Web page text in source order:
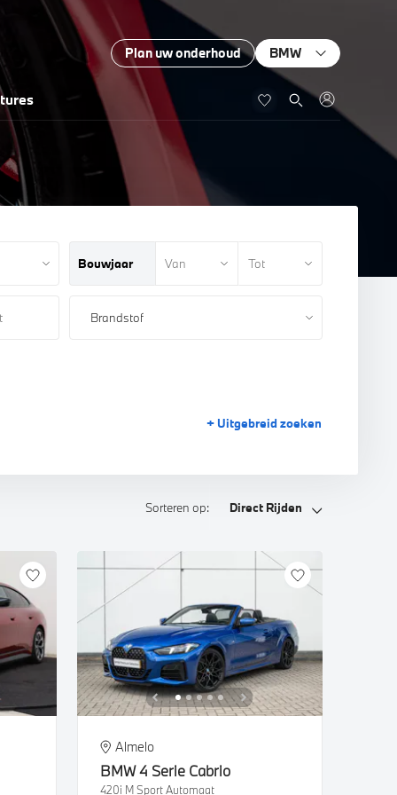
Plan uw onderhoud BMW
Bouwjaar
+ Uitgebreid zoeken
Sorteren op: Direct Rijden
Almelo
BMW 4 Serie Cabrio
420i M Sport Automaat